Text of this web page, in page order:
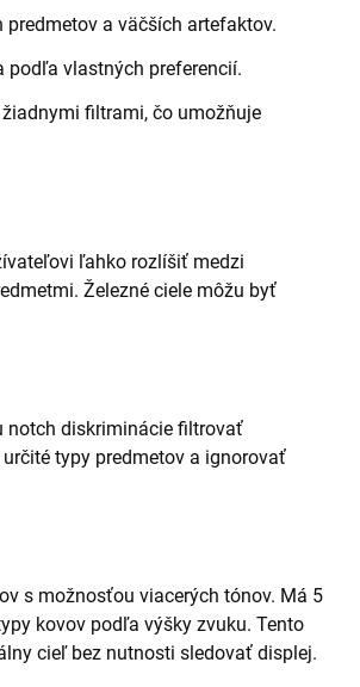
a väčších artefaktov.
vlastných preferencií.
filtrami, čo umožňuje
ľahko rozlíšiť medzi
Železné ciele môžu byť
notch diskriminácie filtrovať
typy predmetov a ignorovať
s možnosťou viacerých tónov. Má 5
kovov podľa výšky zvuku. Tento
cieľ bez nutnosti sledovať displej.